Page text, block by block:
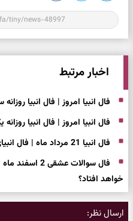
اخبار مرتبط
فال انبیا امروز | فال انبیا روزانه سه‌شنبه
فال انبیا امروز | فال انبیا روزانه یکشنبه 10
فال انبیا 21 مرداد ماه | فال انبیای شما چه خبر خوشی برایتان دارد؟
فال سوالات
خواهد افتاد؟
ارسال نظر: